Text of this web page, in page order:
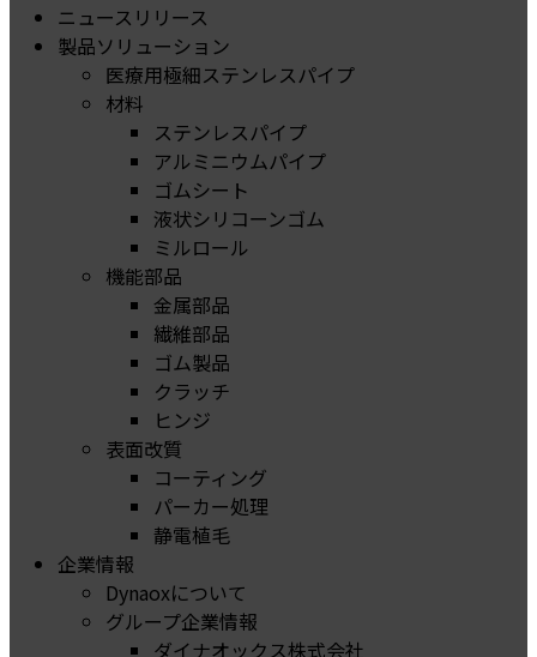
ニュースリリース
製品ソリューション
医療用極細ステンレスパイプ
材料
ステンレスパイプ
アルミニウムパイプ
ゴムシート
液状シリコーンゴム
ミルロール
機能部品
金属部品
繊維部品
ゴム製品
クラッチ
ヒンジ
表面改質
コーティング
パーカー処理
静電植毛
企業情報
Dynaoxについて
グループ企業情報
ダイナオックス株式会社